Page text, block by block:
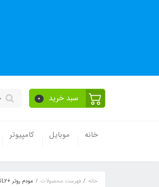
سبد خرید 0
خانه موبایل کامپیوتر
خانه فهرست محصولات مودم روتر +ADSL2 تندا مدل D305